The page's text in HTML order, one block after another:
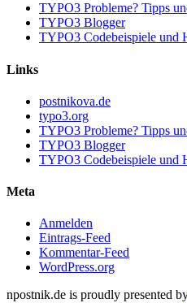
TYPO3 Probleme? Tipps
TYPO3 Blogger
TYPO3 Codebeispiele und
Links
postnikova.de
typo3.org
TYPO3 Probleme? Tipps
TYPO3 Blogger
TYPO3 Codebeispiele und
Meta
Anmelden
Eintrags-Feed
Kommentar-Feed
WordPress.org
npostnik.de is proudly presented